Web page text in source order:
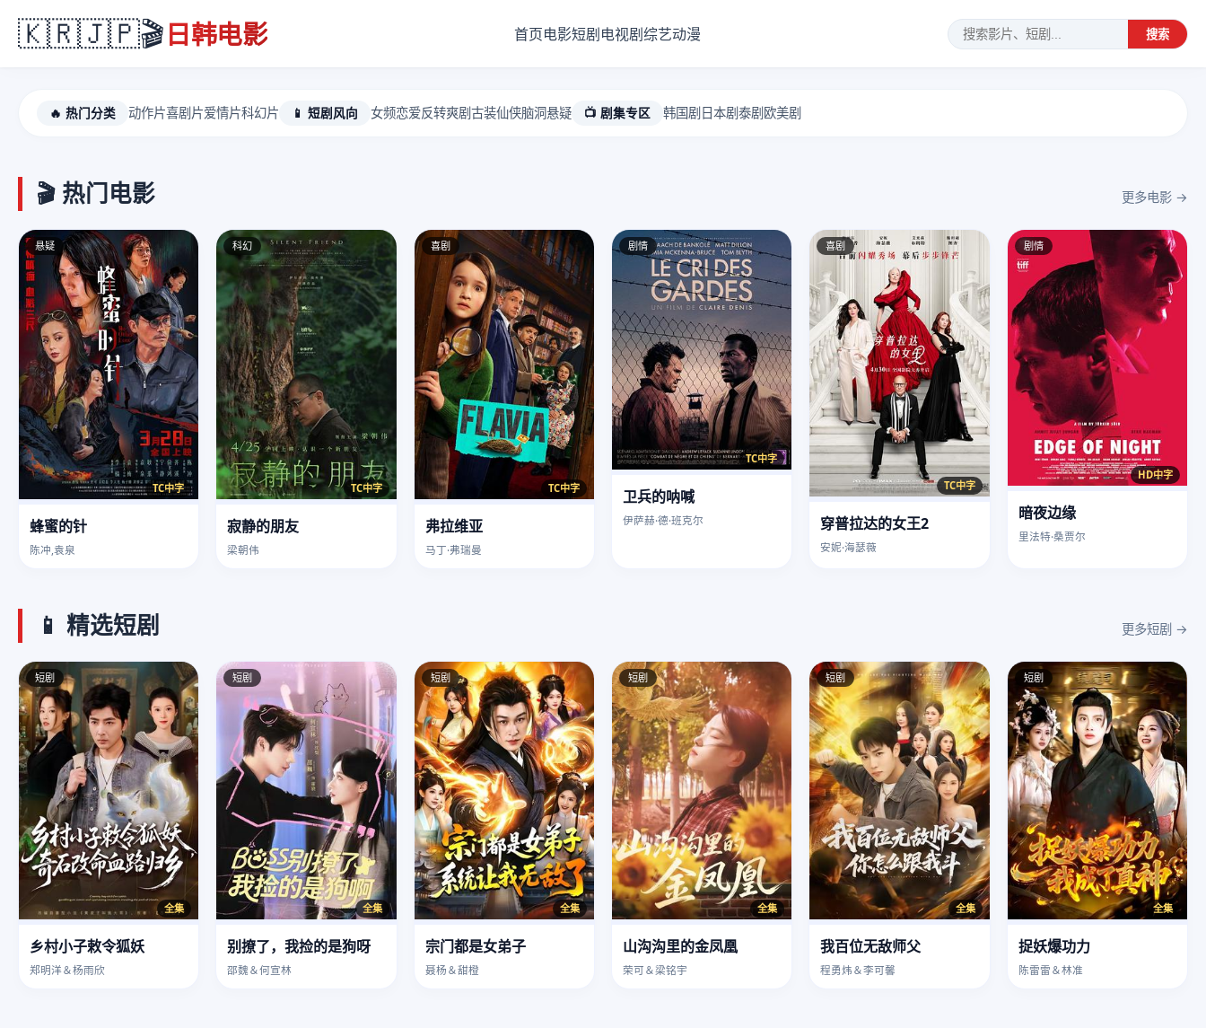
🇰🇷🇯🇵🎬日韩电影 首页电影短剧电视剧综艺动漫 搜索
🔥 热门分类 动作片喜剧片爱情片科幻片 📱 短剧风向 女频恋爱反转爽剧古装仙侠脑洞悬疑 📺 剧集专区 韩国剧日本剧泰剧欧美剧
🎬 热门电影 更多电影 →
悬疑
TC中字
蜂蜜的针
陈冲,袁泉
科幻
TC中字
寂静的朋友
梁朝伟
喜剧
TC中字
弗拉维亚
马丁·弗瑞曼
剧情
TC中字
卫兵的呐喊
伊萨赫·德·班克尔
喜剧
TC中字
穿普拉达的女王2
安妮·海瑟薇
剧情
HD中字
暗夜边缘
里法特·桑贾尔
📱 精选短剧 更多短剧 →
短剧
全集
乡村小子敕令狐妖
郑明洋＆杨雨欣
短剧
全集
别撩了，我捡的是狗呀
邵魏＆何宣林
短剧
全集
宗门都是女弟子
聂杨＆甜橙
短剧
全集
山沟沟里的金凤凰
荣可＆梁铭宇
短剧
全集
我百位无敌师父
程勇炜＆李可馨
短剧
全集
捉妖爆功力
陈雷雷＆林准